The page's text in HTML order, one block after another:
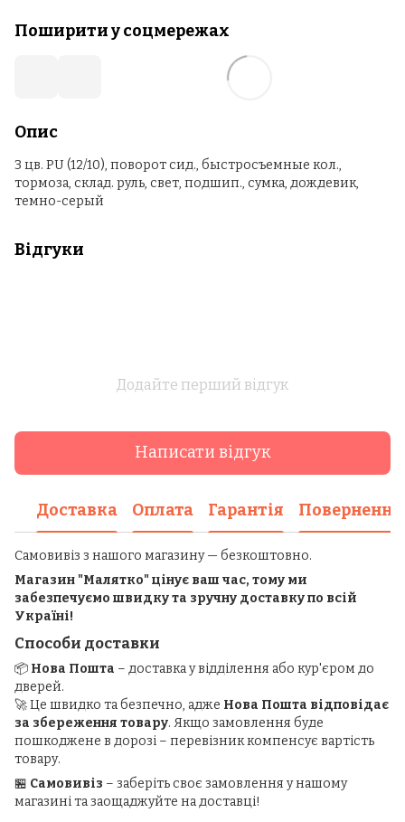
Поширити у соцмережах
Опис
3 цв. PU (12/10), поворот сид., быстросъемные кол.,
тормоза, склад. руль, свет, подшип., сумка, дождевик,
темно-серый
Відгуки
Додайте перший відгук
Написати відгук
Доставка Оплата Гарантія Повернення
Самовивіз з нашого магазину — безкоштовно.
Магазин "Малятко" цінує ваш час, тому ми
забезпечуємо швидку та зручну доставку по всій
Україні!
Способи доставки
📦 Нова Пошта – доставка у відділення або кур'єром до
дверей.
🚀 Це швидко та безпечно, адже Нова Пошта відповідає
за збереження товару. Якщо замовлення буде
пошкоджене в дорозі – перевізник компенсує вартість
товару.
🏪 Самовивіз – заберіть своє замовлення у нашому
магазині та заощаджуйте на доставці!